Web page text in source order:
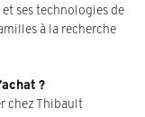
ses technologies de
à la recherche
?
chez Thibault